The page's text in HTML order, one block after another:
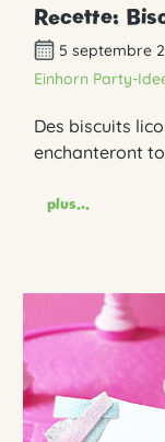
Recette:
5 septembre
Einhorn Party-
Des biscuits
enchanteront
plus...